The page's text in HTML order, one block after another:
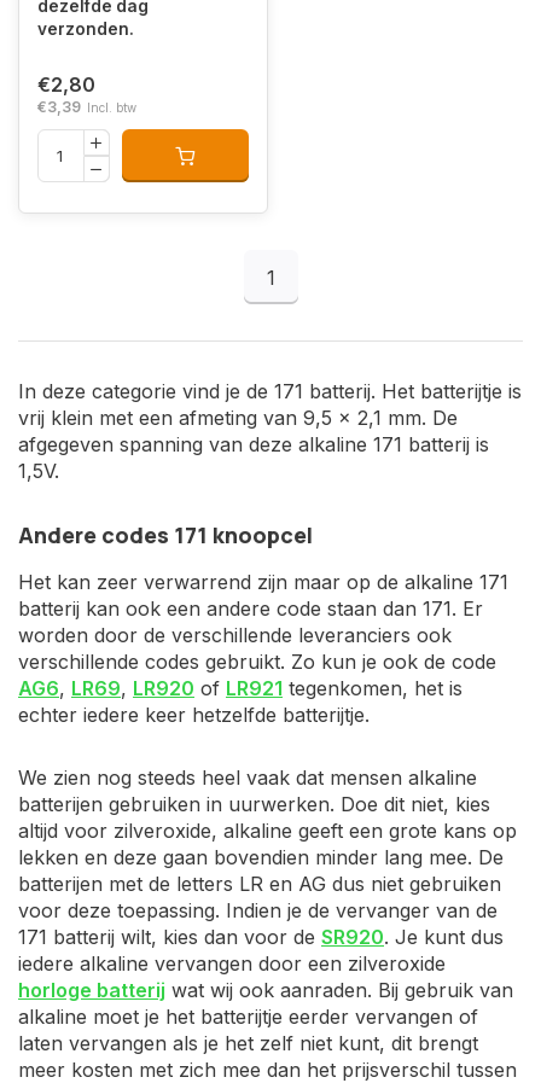
dezelfde dag
verzonden.
€2,80
€3,39 Incl. btw
1
In deze categorie vind je de 171 batterij. Het batterijtje is
vrij klein met een afmeting van 9,5 x 2,1 mm. De
afgegeven spanning van deze alkaline 171 batterij is
1,5V.
Andere codes 171 knoopcel
Het kan zeer verwarrend zijn maar op de alkaline 171
batterij kan ook een andere code staan dan 171. Er
worden door de verschillende leveranciers ook
verschillende codes gebruikt. Zo kun je ook de code
AG6, LR69, LR920 of LR921 tegenkomen, het is
echter iedere keer hetzelfde batterijtje.
We zien nog steeds heel vaak dat mensen alkaline
batterijen gebruiken in uurwerken. Doe dit niet, kies
altijd voor zilveroxide, alkaline geeft een grote kans op
lekken en deze gaan bovendien minder lang mee. De
batterijen met de letters LR en AG dus niet gebruiken
voor deze toepassing. Indien je de vervanger van de
171 batterij wilt, kies dan voor de SR920. Je kunt dus
iedere alkaline vervangen door een zilveroxide
horloge batterij wat wij ook aanraden. Bij gebruik van
alkaline moet je het batterijtje eerder vervangen of
laten vervangen als je het zelf niet kunt, dit brengt
meer kosten met zich mee dan het prijsverschil tussen